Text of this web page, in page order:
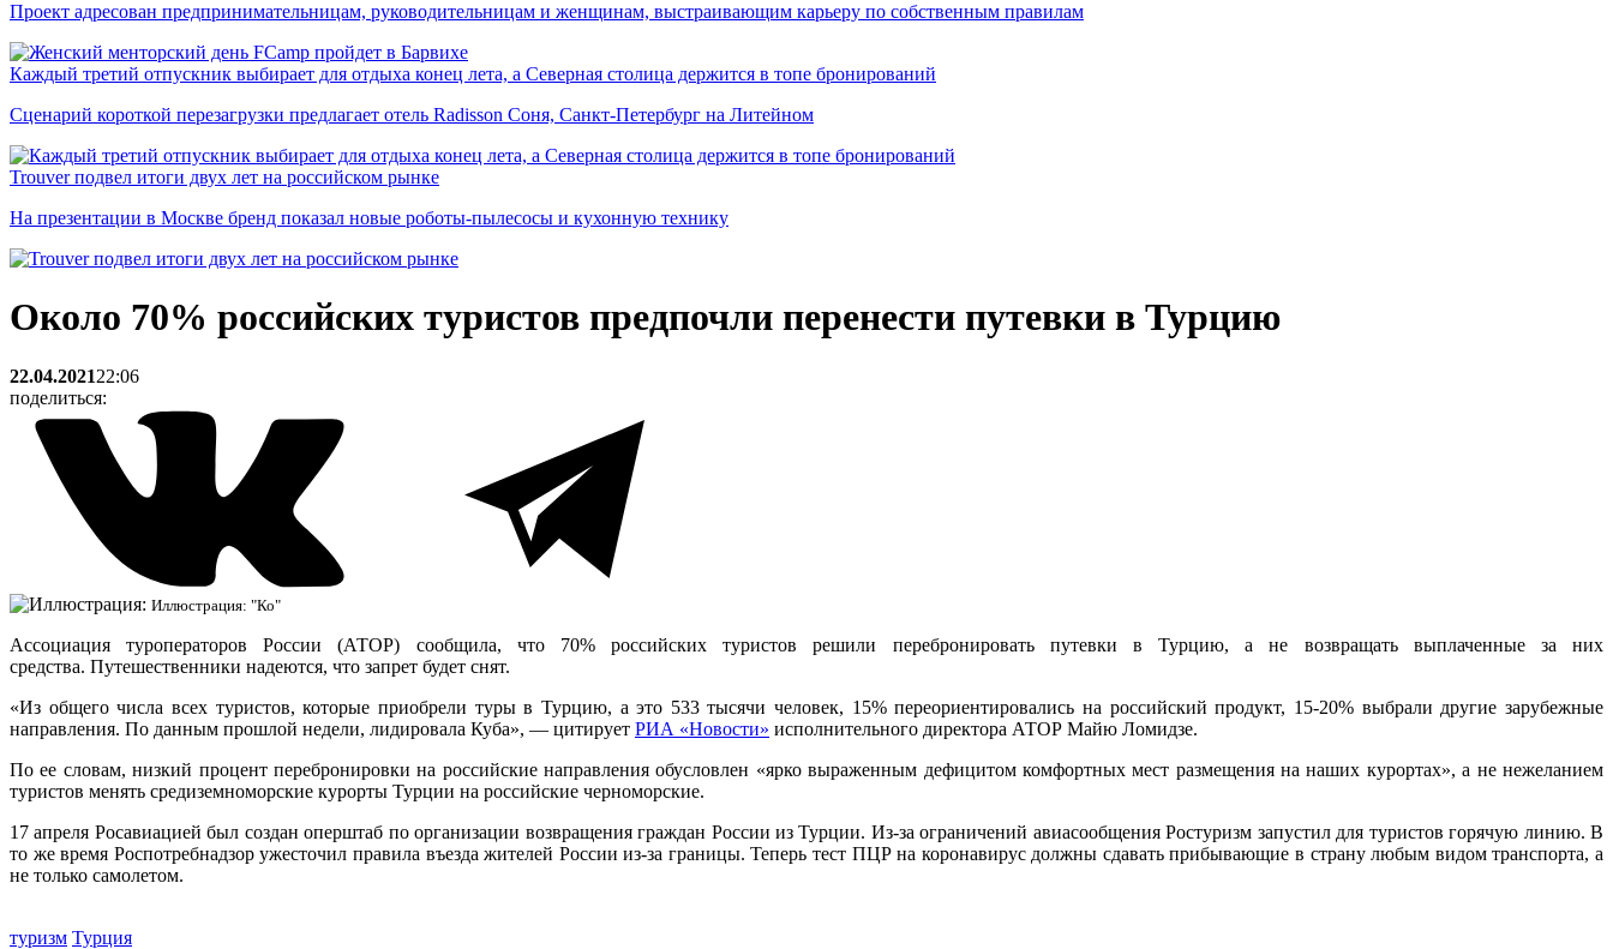
Проект адресован предпринимательницам, руководительницам и женщинам, выстраивающим карьеру по собственным правилам
Каждый третий отпускник выбирает для отдыха конец лета, а Северная столица держится в топе бронирований
Сценарий короткой перезагрузки предлагает отель Radisson Соня, Санкт-Петербург на Литейном
Trouver подвел итоги двух лет на российском рынке
На презентации в Москве бренд показал новые роботы-пылесосы и кухонную технику
Около 70% российских туристов предпочли перенести путевки в Турцию
22.04.202122:06
поделиться:
Иллюстрация: "Ко"
Ассоциация туроператоров России (АТОР) сообщила, что 70% российских туристов решили перебронировать путевки в Турцию, а не возвращать выплаченные за них
средства. Путешественники надеются, что запрет будет снят.
«Из общего числа всех туристов, которые приобрели туры в Турцию, а это 533 тысячи человек, 15% переориентировались на российский продукт, 15-20% выбрали другие зарубежные
направления. По данным прошлой недели, лидировала Куба», — цитирует РИА «Новости» исполнительного директора АТОР Майю Ломидзе.
По ее словам, низкий процент перебронировки на российские направления обусловлен «ярко выраженным дефицитом комфортных мест размещения на наших курортах», а не нежеланием
туристов менять средиземноморские курорты Турции на российские черноморские.
17 апреля Росавиацией был создан оперштаб по организации возвращения граждан России из Турции. Из-за ограничений авиасообщения Ростуризм запустил для туристов горячую линию. В
то же время Роспотребнадзор ужесточил правила въезда жителей России из-за границы. Теперь тест ПЦР на коронавирус должны сдавать прибывающие в страну любым видом транспорта, а
не только самолетом.
туризм Турция